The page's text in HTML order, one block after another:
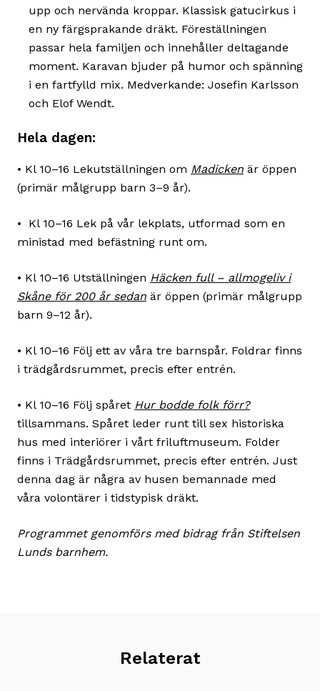
upp och nervända kroppar. Klassisk gatucirkus i
en ny färgsprakande dräkt. Föreställningen
passar hela familjen och innehåller deltagande
moment. Karavan bjuder på humor och spänning
i en fartfylld mix. Medverkande: Josefin Karlsson
och Elof Wendt.
Hela dagen:
• Kl 10–16 Lekutställningen om Madicken är öppen
(primär målgrupp barn 3–9 år).
• Kl 10–16 Lek på vår lekplats, utformad som en
ministad med befästning runt om.
• Kl 10–16 Utställningen Häcken full – allmogeliv i
Skåne för 200 år sedan är öppen (primär målgrupp
barn 9–12 år).
• Kl 10–16 Följ ett av våra tre barnspår. Foldrar finns
i trädgårdsrummet, precis efter entrén.
• Kl 10–16 Följ spåret Hur bodde folk förr?
tillsammans. Spåret leder runt till sex historiska
hus med interiörer i vårt friluftmuseum. Folder
finns i Trädgårdsrummet, precis efter entrén. Just
denna dag är några av husen bemannade med
våra volontärer i tidstypisk dräkt.
Programmet genomförs med bidrag från Stiftelsen
Lunds barnhem.
Relaterat